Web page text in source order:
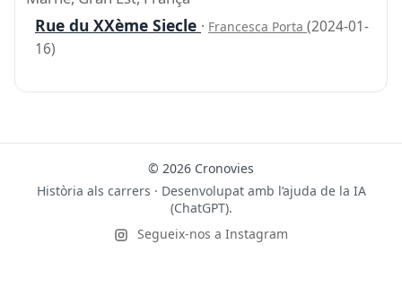
Rue du XXème Siecle · Francesca Porta (2024-01-
16)
© 2026 Cronovies
Història als carrers · Desenvolupat amb l’ajuda de la IA
(ChatGPT).
Segueix-nos a Instagram